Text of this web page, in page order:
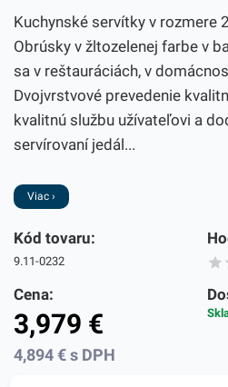
Kuchynské servítky v rozmere
Obrúsky v žltozelenej farbe v
sa v reštauráciách, v
Dvojvrstvové prevedenie
kvalitnú službu užívateľovi a
servírovaní jedál...
Viac ›
Kód tovaru:
9.11-0232
Cena:
3,979 €
4,894€ s DPH